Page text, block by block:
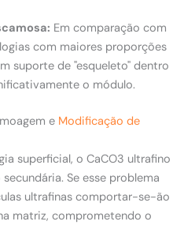
Em comparação com
com maiores proporções
suporte de "esqueleto" dentro
o módulo.
e Modificação de
superficial, o CaCO3 ultrafino
Se esse problema
ultrafinas comportar-se-ão
matriz, comprometendo o